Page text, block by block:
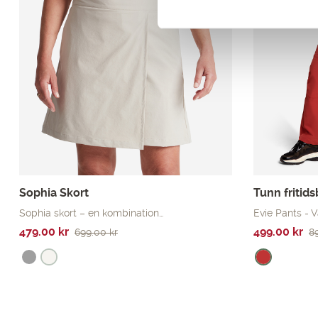
Sophia Skort
Sophia skort – en kombination…
699.00kr
Det
ursprungliga
priset
479.00 kr
Det
nuvarande
priset
Tunn
Evie Pants -
Det
ursprungliga
priset
499.00 kr
Det
nuvarande
priset